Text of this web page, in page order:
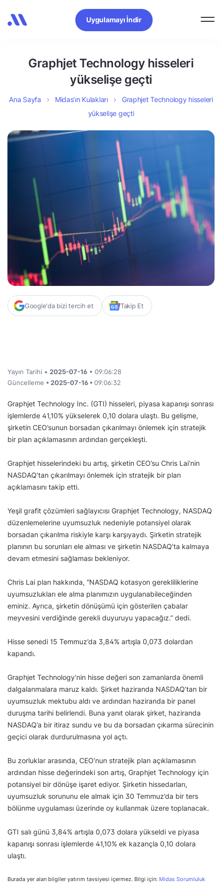
Uygulamayı İndir
Graphjet Technology hisseleri
yükselişe geçti
Ana Sayfa Midas’ın Kulakları
Graphjet Technology hisseleri
yükselişe geçti
Google'da bizi tercih et Takip Et
Yayın Tarihi • 2025-07-16 • 09:06:28
Güncelleme • 2025-07-16 • 09:06:32
Graphjet Technology Inc. (GTI) hisseleri, piyasa kapanışı sonrası
işlemlerde 41,10% yükselerek 0,10 dolara ulaştı. Bu gelişme,
şirketin CEO’sunun borsadan çıkarılmayı önlemek için stratejik
bir plan açıklamasının ardından gerçekleşti.
Graphjet hisselerindeki bu artış, şirketin CEO’su Chris Lai’nin
NASDAQ’tan çıkarılmayı önlemek için stratejik bir plan
açıklamasını takip etti.
Yeşil grafit çözümleri sağlayıcısı Graphjet Technology, NASDAQ
düzenlemelerine uyumsuzluk nedeniyle potansiyel olarak
borsadan çıkarılma riskiyle karşı karşıyaydı. Şirketin stratejik
planının bu sorunları ele alması ve şirketin NASDAQ’ta kalmaya
devam etmesini sağlaması bekleniyor.
Chris Lai plan hakkında, “NASDAQ kotasyon gerekliliklerine
uyumsuzlukları ele alma planımızın uygulanabileceğinden
eminiz. Ayrıca, şirketin dönüşümü için gösterilen çabalar
meyvesini verdiğinde gerekli duyuruyu yapacağız.” dedi.
Hisse senedi 15 Temmuz’da 3,84% artışla 0,073 dolardan
kapandı.
Graphjet Technology’nin hisse değeri son zamanlarda önemli
dalgalanmalara maruz kaldı. Şirket haziranda NASDAQ’tan bir
uyumsuzluk mektubu aldı ve ardından haziranda bir panel
duruşma tarihi belirlendi. Buna yanıt olarak şirket, haziranda
NASDAQ’a bir itiraz sundu ve bu da borsadan çıkarma sürecinin
geçici olarak durdurulmasına yol açtı.
Bu zorluklar arasında, CEO’nun stratejik plan açıklamasının
ardından hisse değerindeki son artış, Graphjet Technology için
potansiyel bir dönüşe işaret ediyor. Şirketin hissedarları,
uyumsuzluk sorununu ele almak için 30 Temmuz’da bir ters
bölünme uygulaması üzerinde oy kullanmak üzere toplanacak.
GTI salı günü 3,84% artışla 0,073 dolara yükseldi ve piyasa
kapanışı sonrası işlemlerde 41,10% ek kazançla 0,10 dolara
ulaştı.
Burada yer alan bilgiler yatırım tavsiyesi içermez. Bilgi için: Midas Sorumluluk